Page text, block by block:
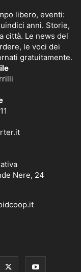
libero, eventi:
anni. Storie,
città. Le news del
le voci dei
gratuitamente.
Nere, 24